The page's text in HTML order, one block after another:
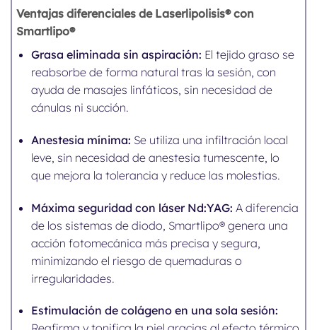
Ventajas diferenciales de Laserlipolisis® con
Smartlipo®
Grasa eliminada sin aspiración: El tejido graso se
reabsorbe de forma natural tras la sesión, con
ayuda de masajes linfáticos, sin necesidad de
cánulas ni succión.
Anestesia mínima: Se utiliza una infiltración local
leve, sin necesidad de anestesia tumescente, lo
que mejora la tolerancia y reduce las molestias.
Máxima seguridad con láser Nd:YAG: A diferencia
de los sistemas de diodo, Smartlipo® genera una
acción fotomecánica más precisa y segura,
minimizando el riesgo de quemaduras o
irregularidades.
Estimulación de colágeno en una sola sesión: